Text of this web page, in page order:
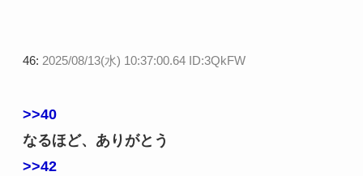
46: 2025/08/13(水) 10:37:00.64 ID:3QkFW
>>40
なるほど、ありがとう
>>42